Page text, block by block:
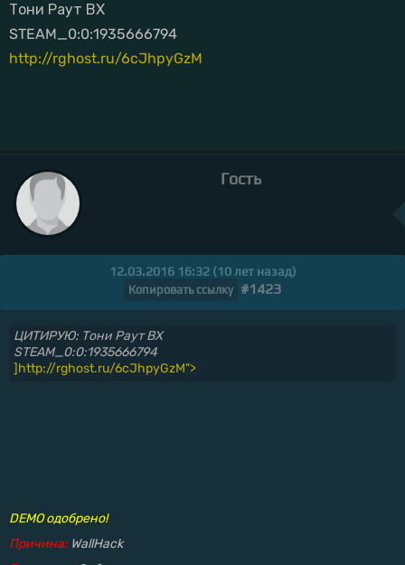
Тони Раут ВХ
STEAM_0:0:1935666794
http://rghost.ru/6cJhpyGzM
Гость
12.03.2016 16:32 (10 лет назад)
Копировать ссылку #1423
ЦИТИРУЮ: Тони Раут ВХ
STEAM_0:0:1935666794
]http://rghost.ru/6cJhpyGzM">
DEMO одобрено!
Причина: WallHack